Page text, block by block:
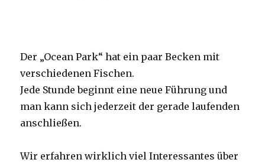
Der „Ocean Park“ hat ein paar Becken mit
verschiedenen Fischen.
Jede Stunde beginnt eine neue Führung und
man kann sich jederzeit der gerade laufenden
anschließen.
Wir erfahren wirklich viel Interessantes über